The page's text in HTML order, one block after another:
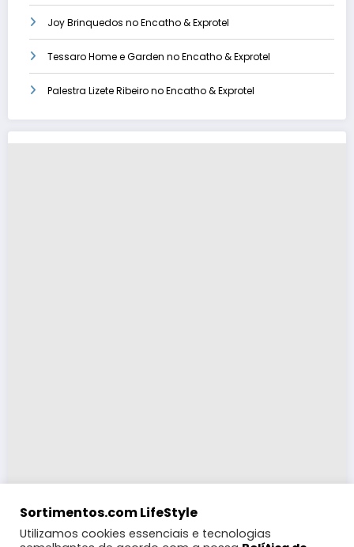
Joy Brinquedos no Encatho & Exprotel
Tessaro Home e Garden no Encatho & Exprotel
Palestra Lizete Ribeiro no Encatho & Exprotel
Sortimentos.com LifeStyle
Utilizamos cookies essenciais e tecnologias